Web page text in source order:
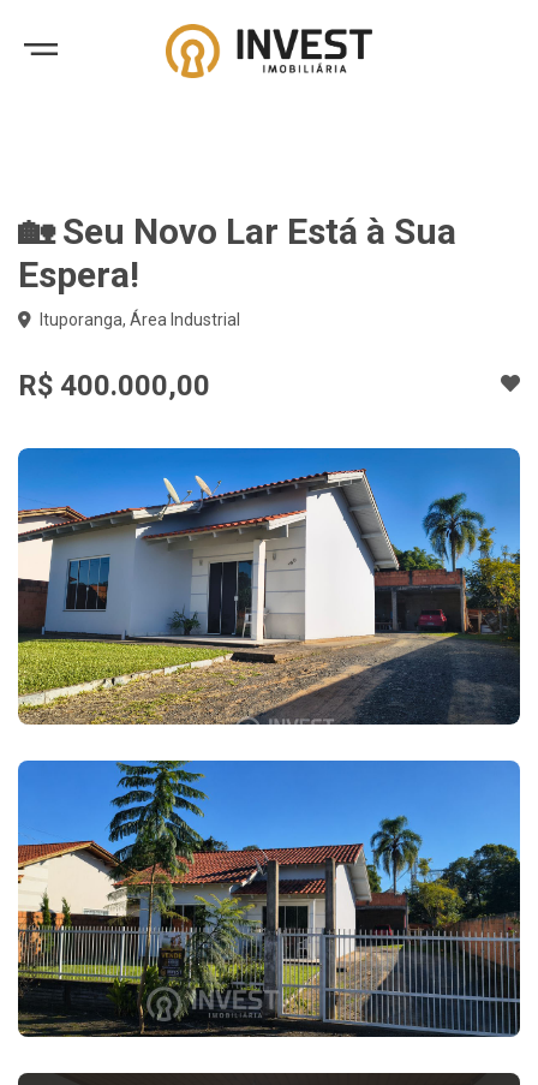
🏡 Seu Novo Lar Está à Sua
Espera!
Ituporanga, Área Industrial
R$ 400.000,00